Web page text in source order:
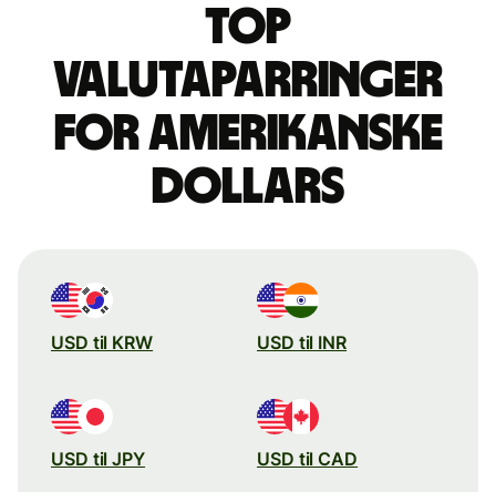
Top
valutaparringer
for amerikanske
dollars
USD til KRW USD til INR
USD til JPY USD til CAD